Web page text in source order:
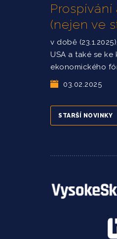
(nejen ve
v době
USA a také se
ekonomického
03.02.2025
STARŠÍ NOVINKY